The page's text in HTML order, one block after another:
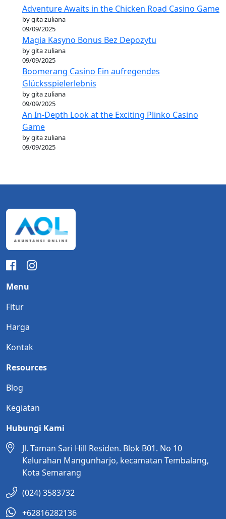
Adventure Awaits in the Chicken Road Casino Game
by gita zuliana
09/09/2025
Magia Kasyno Bonus Bez Depozytu
by gita zuliana
09/09/2025
Boomerang Casino Ein aufregendes
Glücksspielerlebnis
by gita zuliana
09/09/2025
An In-Depth Look at the Exciting Plinko Casino
Game
by gita zuliana
09/09/2025
Menu
Fitur
Harga
Kontak
Resources
Blog
Kegiatan
Hubungi Kami
Jl. Taman Sari Hill Residen. Blok B01. No 10
Kelurahan Mangunharjo, kecamatan Tembalang,
Kota Semarang
(024) 3583732
+62816282136